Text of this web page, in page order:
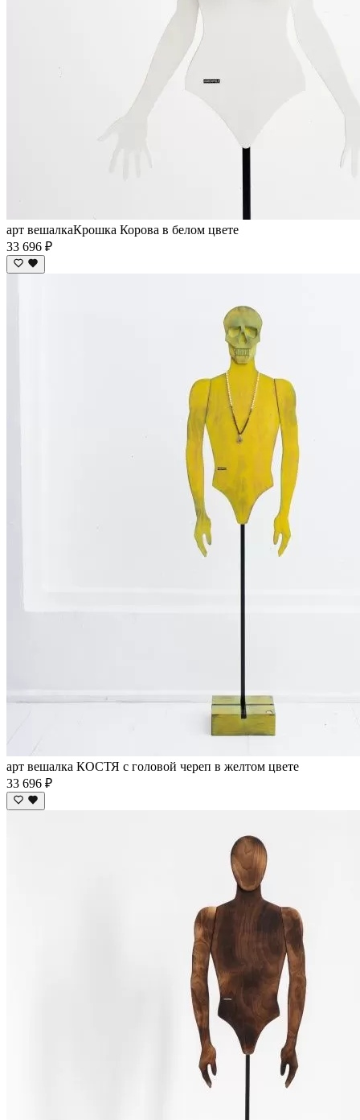
арт вешалкаКрошка Корова в белом цвете
33 696 ₽
арт вешалка КОСТЯ с головой череп в желтом цвете
33 696 ₽